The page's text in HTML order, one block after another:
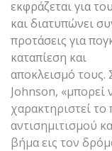
εκφράζεται για
και διατυπώνει
προτάσεις για
καταπίεση και
αποκλεισμό
Johnson, «μπορεί
χαρακτηριστεί
αντισημιτισμού
βήμα εις τον